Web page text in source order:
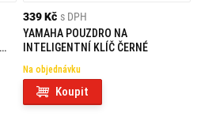
339 Kč s DPH
YAMAHA POUZDRO NA
INTELIGENTNÍ KLÍČ ČERNÉ
Na objednávku
Koupit